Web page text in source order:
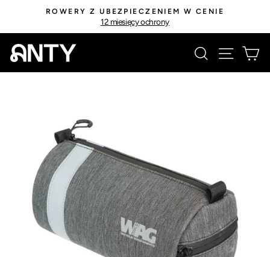
treści
Wstrzymaj
ROWERY Z UBEZPIECZENIEM W CENIE
12 miesięcy ochrony
Szukaj